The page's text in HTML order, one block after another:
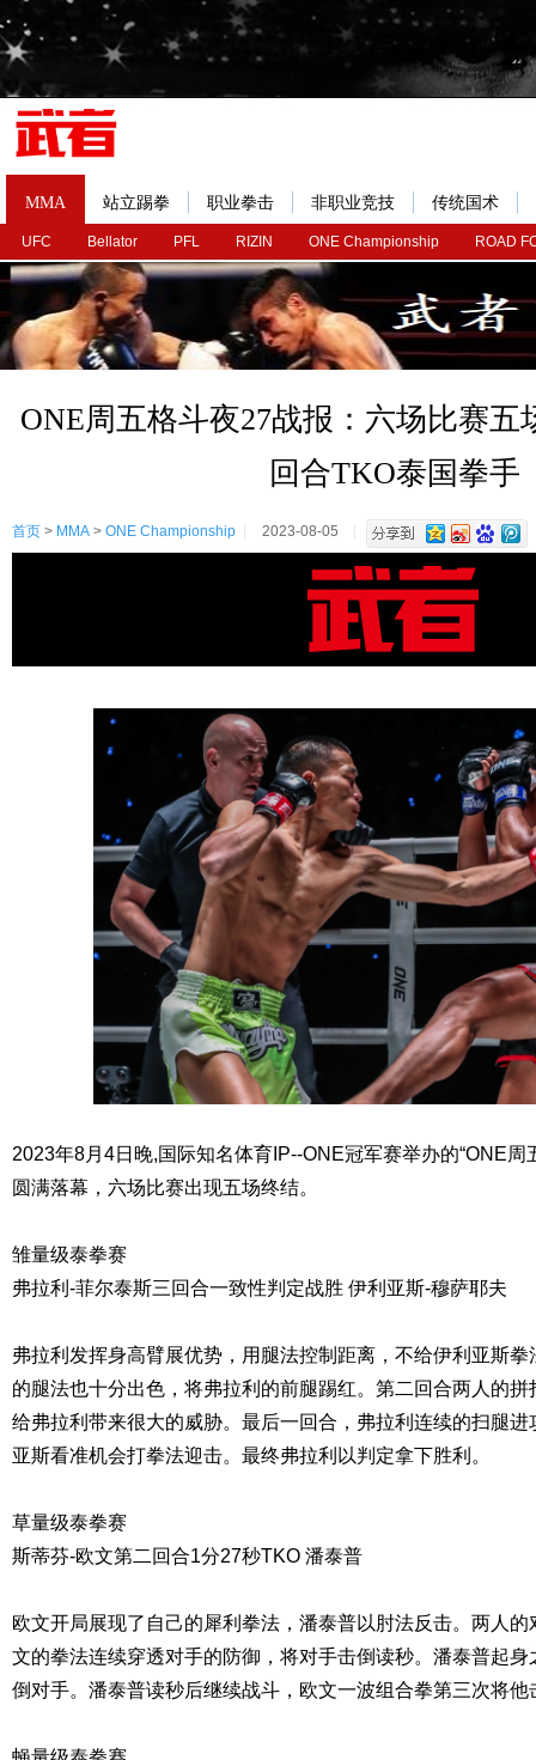
MMA
UFC Bellator PFL RIZIN ONE Championship ROAD
站立踢拳 职业拳击 非职业竞技 传统国术
ONE周五格斗夜27战报：六场比赛五
回合TKO泰国拳手
首页 > MMA > ONE Championship 2023-08-05
2023年8月4日晚,国际知名体育IP--ONE冠军赛举办的“ONE周
圆满落幕，六场比赛出现五场终结。
雏量级泰拳赛
弗拉利-菲尔泰斯三回合一致性判定战胜 伊利亚斯-穆萨耶夫
弗拉利发挥身高臂展优势，用腿法控制距离，不给伊利亚斯
的腿法也十分出色，将弗拉利的前腿踢红。第二回合两人的
给弗拉利带来很大的威胁。最后一回合，弗拉利连续的扫腿
亚斯看准机会打拳法迎击。最终弗拉利以判定拿下胜利。
草量级泰拳赛
斯蒂芬-欧文第二回合1分27秒TKO 潘泰普
欧文开局展现了自己的犀利拳法，潘泰普以肘法反击。两人
文的拳法连续穿透对手的防御，将对手击倒读秒。潘泰普起
倒对手。潘泰普读秒后继续战斗，欧文一波组合拳第三次将他